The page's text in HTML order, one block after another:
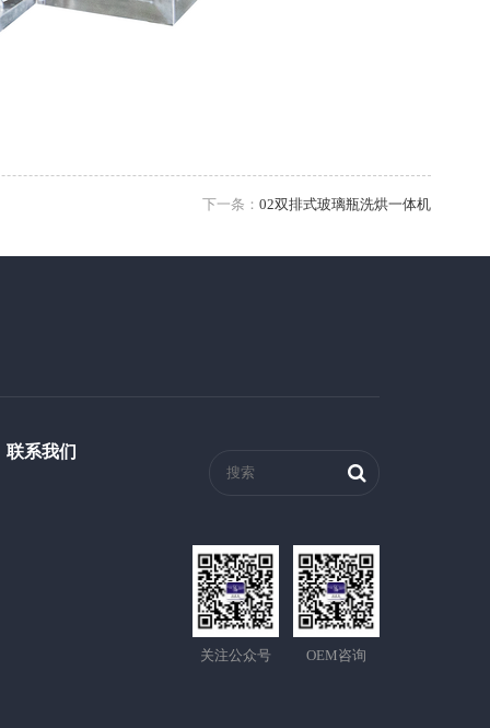
下一条：02双排式玻璃瓶洗烘一体机
联系我们
关注公众号 OEM咨询